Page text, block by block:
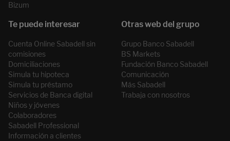
Bizum
Cuenta Online Sabadell sin
comisiones
Domiciliaciones
Simula tu hipoteca
Simula tu préstamo
Servicios de Banca digital
Niños y jóvenes
Colaboradores
Sabadell Professional
Información a clientes
Grupo Banco Sabadell
BS Markets
Fundación Banco Sabadell
Comunicación
Más Sabadell
Trabaja con nosotros